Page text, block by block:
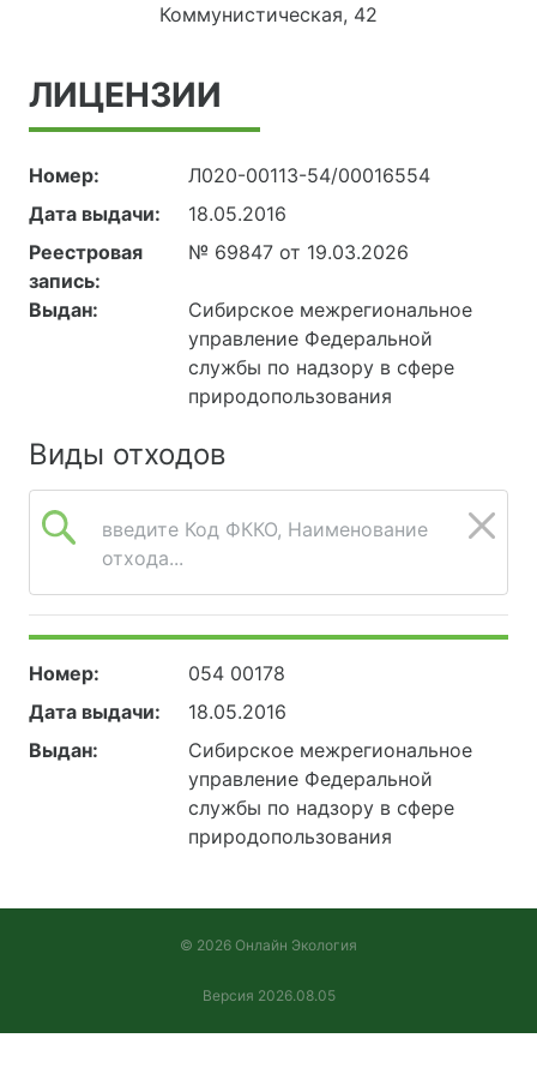
Коммунистическая, 42
ЛИЦЕНЗИИ
Номер:
Л020-00113-54/00016554
Дата выдачи:
18.05.2016
Реестровая
запись:
№ 69847 от 19.03.2026
Выдан:
Сибирское межрегиональное
управление Федеральной
службы по надзору в сфере
природопользования
Виды отходов
введите Код ФККО, Наименование
отхода...
Номер:
054 00178
Дата выдачи:
18.05.2016
Выдан:
Сибирское межрегиональное
управление Федеральной
службы по надзору в сфере
природопользования
© 2026 Онлайн Экология
Версия 2026.08.05